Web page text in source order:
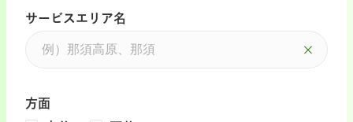
サービスエリア名
方面